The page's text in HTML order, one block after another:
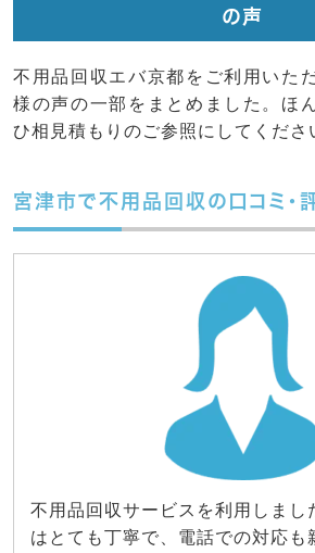
の声
不用品回収エバ京都をご利用いた
様の声の一部をまとめました。ほ
ひ相見積もりのご参照にしてくださ
宮津市で不用品回収の口コミ・
不用品回収サービスを利用しまし
はとても丁寧で、電話での対応も